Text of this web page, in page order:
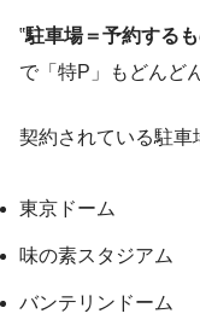
‟駐車場＝予約する
で「特P」もどんど
契約されている駐車
東京ドーム
味の素スタジアム
バンテリンドーム